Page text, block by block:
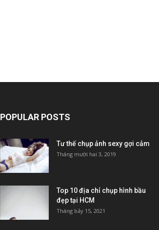
POPULAR POSTS
Tư thế chụp ảnh sexy gợi cảm
Tháng mười hai 3, 2019
Top 10 địa chỉ chụp hình bầu
đẹp tại HCM
Tháng bảy 15, 2021